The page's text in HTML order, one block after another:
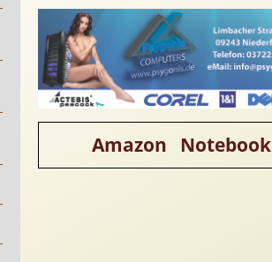
Amazon